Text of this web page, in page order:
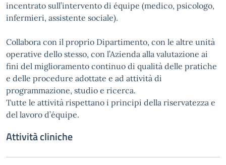
incentrato sull’intervento di équipe (medico, psicologo,
infermieri, assistente sociale).
Collabora con il proprio Dipartimento, con le altre unità
operative dello stesso, con l’Azienda alla valutazione ai
fini del miglioramento continuo di qualità delle pratiche
e delle procedure adottate e ad attività di
programmazione, studio e ricerca.
Tutte le attività rispettano i principi della riservatezza e
del lavoro d’équipe.
Attività cliniche